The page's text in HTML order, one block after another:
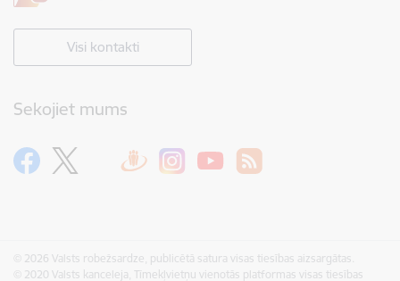
Visi kontakti
Sekojiet mums
© 2026 Valsts robežsardze, publicētā satura visas tiesības aizsargātas.
© 2020 Valsts kanceleja, Tīmekļvietņu vienotās platformas visas tiesības